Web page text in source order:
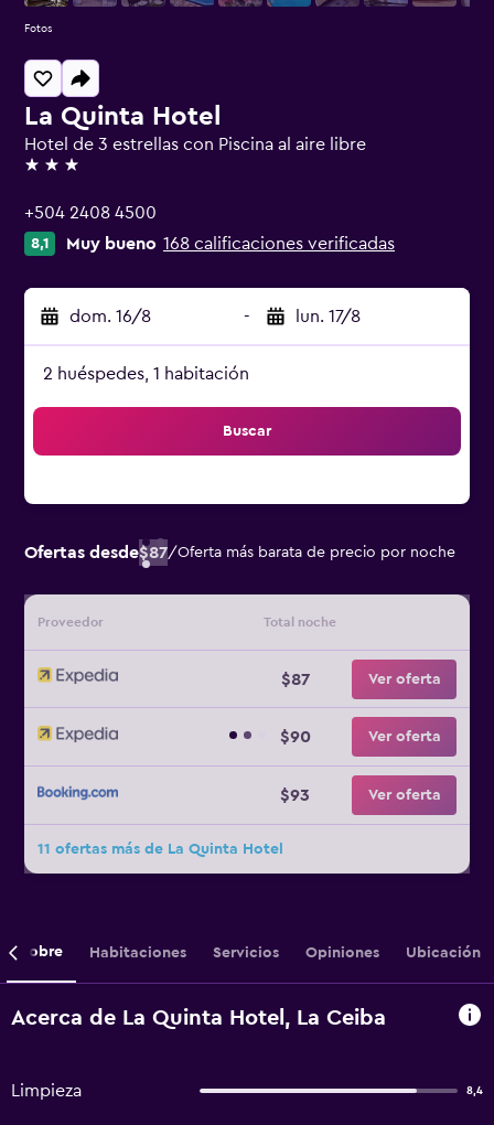
La Quinta Hotel
Hotel de 3 estrellas con Piscina al aire libre
3 estrellas
+504 2408 4500
8,1 Muy bueno 168 calificaciones verificadas
dom. 16/8 - lun. 17/8
2 huéspedes, 1 habitación
Buscar
Ofertas desde$87/Oferta más barata de precio por noche
Proveedor Total noche
$87 Ver oferta
$90 Ver oferta
$93 Ver oferta
11 ofertas más de La Quinta Hotel
Fotos
Sobre Habitaciones Servicios Opiniones Ubicación
Acerca de La Quinta Hotel, La Ceiba
Limpieza 8,4